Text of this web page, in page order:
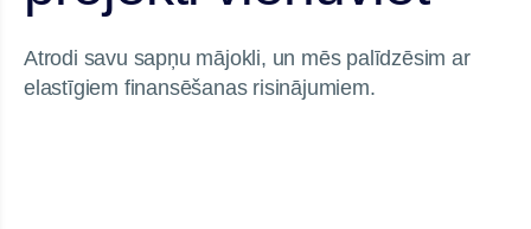
Atrodi savu sapņu mājokli, un mēs palīdzēsim ar
elastīgiem finansēšanas risinājumiem.